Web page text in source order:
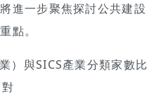
進一步聚焦探討公共建設
點。
）與SICS產業分類家數比
對